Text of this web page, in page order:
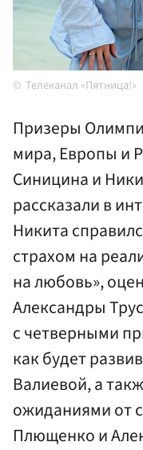
Телеканал «Пятница!»
Призеры
мира, Европы и
Синицина и
рассказали в
Никита
страхом на
на любовь»,
Александры
с четверными
как будет
Валиевой, а
ожиданиями от
Плющенко и